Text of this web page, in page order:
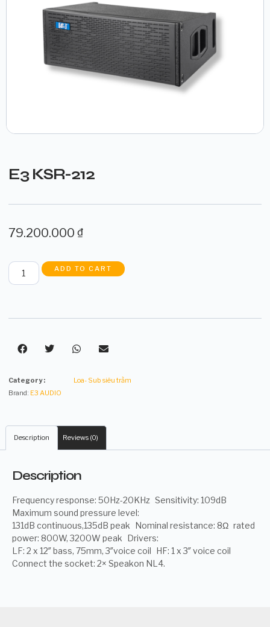
E3 KSR-212
79.200.000 ₫
ADD TO CART
Category :
Loa- Sub siêu trầm
Brand: E3 AUDIO
Description Reviews (0)
Description
Frequency response: 50Hz-20KHz Sensitivity: 109dB
Maximum sound pressure level:
131dB continuous,135dB peak Nominal resistance: 8Ω rated
power: 800W, 3200W peak Drivers:
LF: 2 x 12″ bass, 75mm, 3″voice coil HF: 1 x 3″ voice coil
Connect the socket: 2× Speakon NL4.